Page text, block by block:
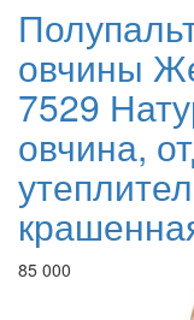
овчины
7529
овчина,
85 000